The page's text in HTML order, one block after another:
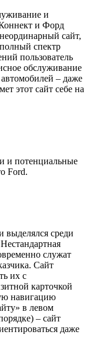
и
и Форд
сайт,
спектр
пользователь
обслуживание
– даже
этот сайт себе на
и потенциальные
Ford.
среди
служат
Сайт
их с
карточкой
навигацию
в левом
– сайт
даже